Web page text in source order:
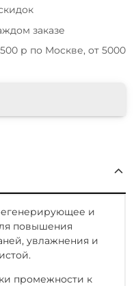
заказе
р по Москве, от 5000
и
повышения
увлажнения и
промежности к